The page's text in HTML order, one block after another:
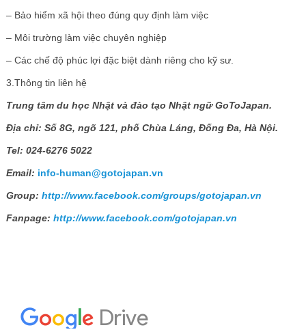
– Bảo hiểm xã hội theo đúng quy định làm việc
– Môi trường làm việc chuyên nghiệp
– Các chế độ phúc lợi đặc biệt dành riêng cho kỹ sư.
3.Thông tin liên hệ
Trung tâm du học Nhật và đào tạo Nhật ngữGoToJapan.
Địa chỉ: Số 8G, ngõ 121, phố Chùa Láng, ĐốngĐa, Hà Nội.
Tel: 024-6276 5022
Email: info-human@gotojapan.vn
Group: http://www.facebook.com/groups/gotojapan.vn
Fanpage: http://www.facebook.com/gotojapan.vn